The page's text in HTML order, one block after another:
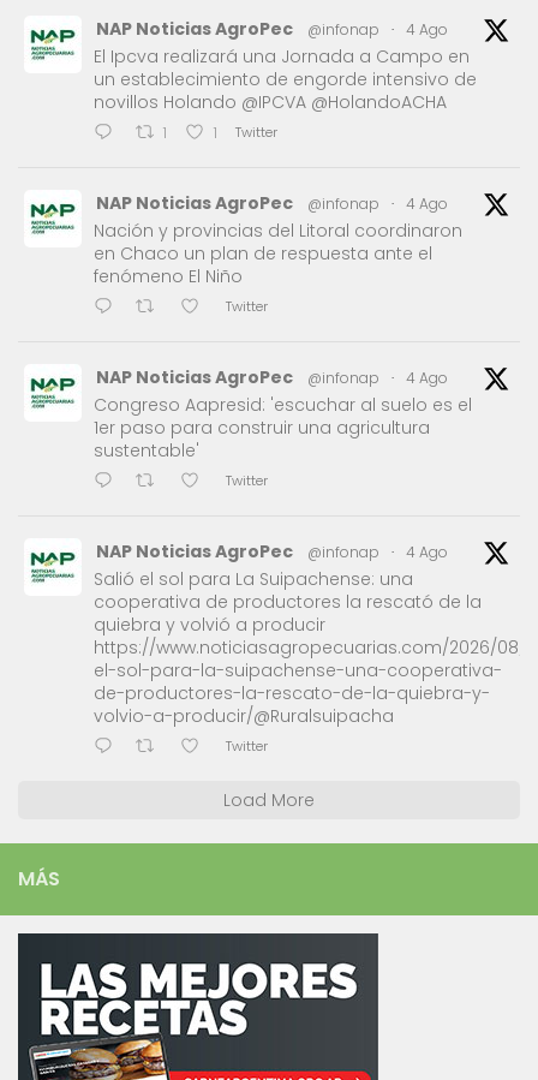
NAP Noticias AgroPec @infonap · 4 Ago
El Ipcva realizará una Jornada a Campo en
un establecimiento de engorde intensivo de
novillos Holando @IPCVA @HolandoACHA
1 1 Twitter
NAP Noticias AgroPec @infonap · 4 Ago
Nación y provincias del Litoral coordinaron
en Chaco un plan de respuesta ante el
fenómeno El Niño
Twitter
NAP Noticias AgroPec @infonap · 4 Ago
Congreso Aapresid: 'escuchar al suelo es el
1er paso para construir una agricultura
sustentable'
Twitter
NAP Noticias AgroPec @infonap · 4 Ago
Salió el sol para La Suipachense: una
cooperativa de productores la rescató de la
quiebra y volvió a producir
https://www.noticiasagropecuarias.com/2026/08/
el-sol-para-la-suipachense-una-cooperativa-
de-productores-la-rescato-de-la-quiebra-y-
volvio-a-producir/@Ruralsuipacha
Twitter
Load More
MÁS